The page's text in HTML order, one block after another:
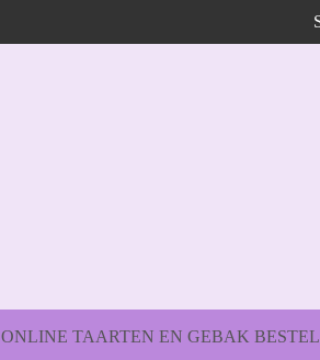
ONLINE TAARTEN EN GEBAK